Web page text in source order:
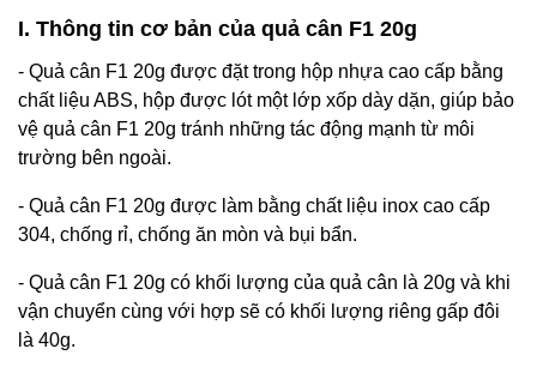
I. Thông tin cơ bản của quả cân F1 20g
- Quả cân F1 20g được đặt trong hộp nhựa cao cấp bằng
chất liệu ABS, hộp được lót một lớp xốp dày dặn, giúp bảo
vệ quả cân F1 20g tránh những tác động mạnh từ môi
trường bên ngoài.
- Quả cân F1 20g được làm bằng chất liệu inox cao cấp
304, chống rỉ, chống ăn mòn và bụi bẩn.
- Quả cân F1 20g có khối lượng của quả cân là 20g và khi
vận chuyển cùng với hợp sẽ có khối lượng riêng gấp đôi
là 40g.